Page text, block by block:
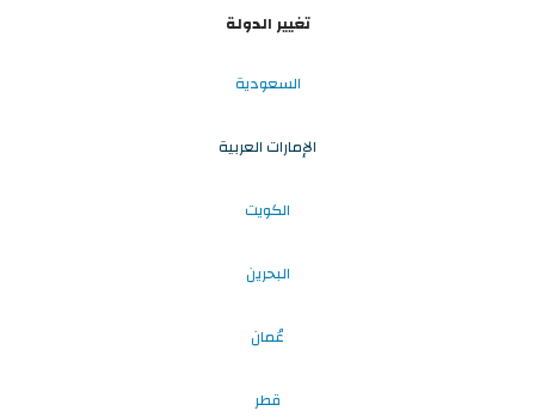
تغيير الدولة
السعودية
الإمارات العربية
الكويت
البحرين
عُمان
قطر